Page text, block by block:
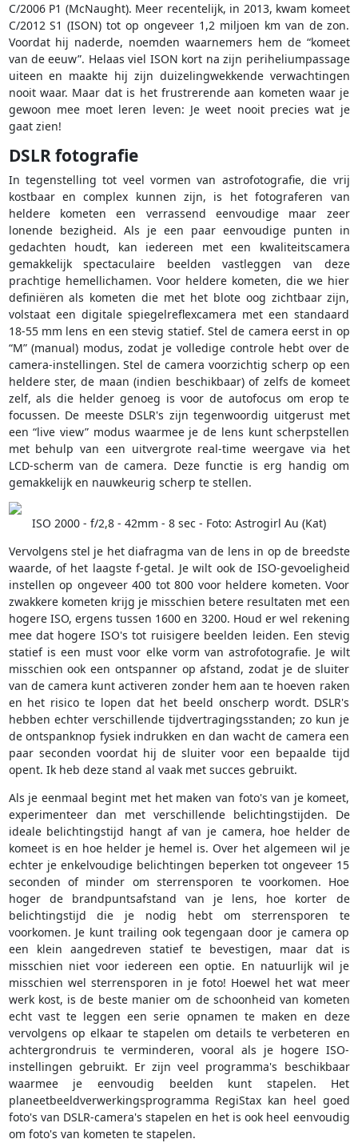
C/2006 P1 (McNaught). Meer recentelijk, in 2013, kwam komeet
C/2012 S1 (ISON) tot op ongeveer 1,2 miljoen km van de zon.
Voordat hij naderde, noemden waarnemers hem de “komeet
van de eeuw”. Helaas viel ISON kort na zijn periheliumpassage
uiteen en maakte hij zijn duizelingwekkende verwachtingen
nooit waar. Maar dat is het frustrerende aan kometen waar je
gewoon mee moet leren leven: Je weet nooit precies wat je
gaat zien!
DSLR fotografie
In tegenstelling tot veel vormen van astrofotografie, die vrij
kostbaar en complex kunnen zijn, is het fotograferen van
heldere kometen een verrassend eenvoudige maar zeer
lonende bezigheid. Als je een paar eenvoudige punten in
gedachten houdt, kan iedereen met een kwaliteitscamera
gemakkelijk spectaculaire beelden vastleggen van deze
prachtige hemellichamen. Voor heldere kometen, die we hier
definiëren als kometen die met het blote oog zichtbaar zijn,
volstaat een digitale spiegelreflexcamera met een standaard
18-55 mm lens en een stevig statief. Stel de camera eerst in op
“M” (manual) modus, zodat je volledige controle hebt over de
camera-instellingen. Stel de camera voorzichtig scherp op een
heldere ster, de maan (indien beschikbaar) of zelfs de komeet
zelf, als die helder genoeg is voor de autofocus om erop te
focussen. De meeste DSLR's zijn tegenwoordig uitgerust met
een “live view” modus waarmee je de lens kunt scherpstellen
met behulp van een uitvergrote real-time weergave via het
LCD-scherm van de camera. Deze functie is erg handig om
gemakkelijk en nauwkeurig scherp te stellen.
ISO 2000 - f/2,8 - 42mm - 8 sec - Foto: Astrogirl Au (Kat)
Vervolgens stel je het diafragma van de lens in op de breedste
waarde, of het laagste f-getal. Je wilt ook de ISO-gevoeligheid
instellen op ongeveer 400 tot 800 voor heldere kometen. Voor
zwakkere kometen krijg je misschien betere resultaten met een
hogere ISO, ergens tussen 1600 en 3200. Houd er wel rekening
mee dat hogere ISO's tot ruisigere beelden leiden. Een stevig
statief is een must voor elke vorm van astrofotografie. Je wilt
misschien ook een ontspanner op afstand, zodat je de sluiter
van de camera kunt activeren zonder hem aan te hoeven raken
en het risico te lopen dat het beeld onscherp wordt. DSLR's
hebben echter verschillende tijdvertragingsstanden; zo kun je
de ontspanknop fysiek indrukken en dan wacht de camera een
paar seconden voordat hij de sluiter voor een bepaalde tijd
opent. Ik heb deze stand al vaak met succes gebruikt.
Als je eenmaal begint met het maken van foto's van je komeet,
experimenteer dan met verschillende belichtingstijden. De
ideale belichtingstijd hangt af van je camera, hoe helder de
komeet is en hoe helder je hemel is. Over het algemeen wil je
echter je enkelvoudige belichtingen beperken tot ongeveer 15
seconden of minder om sterrensporen te voorkomen. Hoe
hoger de brandpuntsafstand van je lens, hoe korter de
belichtingstijd die je nodig hebt om sterrensporen te
voorkomen. Je kunt trailing ook tegengaan door je camera op
een klein aangedreven statief te bevestigen, maar dat is
misschien niet voor iedereen een optie. En natuurlijk wil je
misschien wel sterrensporen in je foto! Hoewel het wat meer
werk kost, is de beste manier om de schoonheid van kometen
echt vast te leggen een serie opnamen te maken en deze
vervolgens op elkaar te stapelen om details te verbeteren en
achtergrondruis te verminderen, vooral als je hogere ISO-
instellingen gebruikt. Er zijn veel programma's beschikbaar
waarmee je eenvoudig beelden kunt stapelen. Het
planeetbeeldverwerkingsprogramma RegiStax kan heel goed
foto's van DSLR-camera's stapelen en het is ook heel eenvoudig
om foto's van kometen te stapelen.